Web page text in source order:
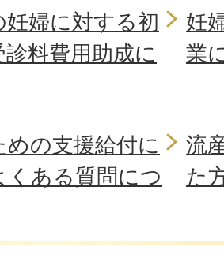
妊婦に対する初
診料費用助成に
妊
業
めの支援給付に
くある質問につ
流
た